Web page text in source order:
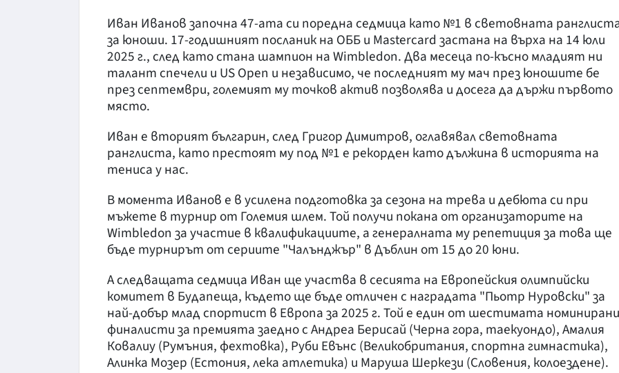
Иван Иванов започна 47-ата си поредна седмица като №1 в световната
за юноши. 17-годишният посланик на ОББ и Mastercard застана на върха на 14 юли
2025 г., след като стана шампион на Wimbledon. Два месеца по-късно младият ни
талант спечели и US Open и независимо, че последният му мач през юношите бе
през септември, големият му точков актив позволява и досега да държи първото
място.
Иван е вторият българин, след Григор Димитров, оглавявал световната
ранглиста, като престоят му под №1 е рекорден като дължина в историята на
тениса у нас.
В момента Иванов е в усилена подготовка за сезона на трева и дебюта си при
мъжете в турнир от Големия шлем. Той получи покана от организаторите на
Wimbledon за участие в квалификациите, а генералната му репетиция за това ще
бъде турнирът от сериите "Чалънджър" в Дъблин от 15 до 20 юни.
А следващата седмица Иван ще участва в сесията на Европейския олимпийски
комитет в Будапеща, където ще бъде отличен с наградата "Пьотр Нуровски" за
най-добър млад спортист в Европа за 2025 г. Той е един от шестимата номинирани
финалисти за премията заедно с Андреа Берисай (Черна гора, таекуондо), Амалия
Ковалиу (Румъния, фехтовка), Руби Евънс (Великобритания, спортна гимнастика),
Алинка Мозер (Естония, лека атлетика) и Маруша Шеркези (Словения, колоездене).